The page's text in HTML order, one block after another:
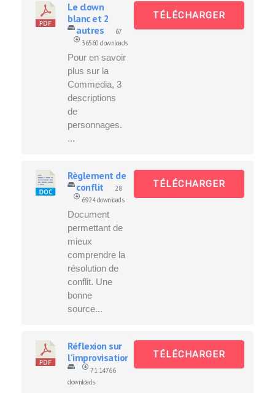
Le clown
blanc et 2
autres
67
36560 downloads
Pour en savoir
plus sur la
Commedia, 3
descriptions
de
personnages.
...
TÉLÉCHARGER
Règlement de
conflit
28
6924 downloads
Document
permettant de
mieux
comprendre la
résolution de
conflit. Une
bonne
source...
TÉLÉCHARGER
Réflexion sur
l'improvisation
71 14766
downloads
TÉLÉCHARGER